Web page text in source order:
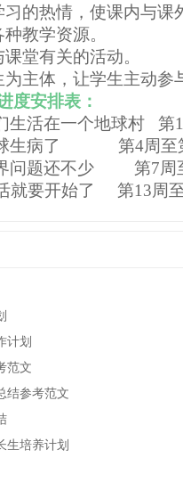
的热情，使课内与课
教学资源。
堂有关的活动。
主体，让学生主动参
度安排表：
生活在一个地球村 第1
生病了 第4周至
问题还不少 第7周
就要开始了 第13周
计划
范文
结参考范文
生培养计划